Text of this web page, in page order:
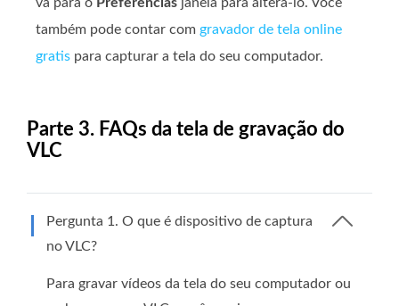
vá para o Preferencias janela para alterá-lo. Você
também pode contar com gravador de tela online
gratis para capturar a tela do seu computador.
Parte 3. FAQs da tela de gravação do
VLC
Pergunta 1. O que é dispositivo de captura
no VLC?
Para gravar vídeos da tela do seu computador ou